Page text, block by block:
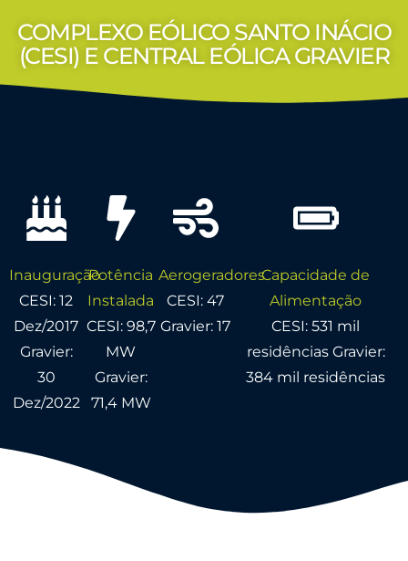
COMPLEXO EÓLICO SANTO INÁCIO
(CESI) E CENTRAL EÓLICA GRAVIER
Inauguração
CESI: 12
Dez/2017
Gravier:
30
Dez/2022
Potência
Instalada
CESI: 98,7
MW
Gravier:
71,4 MW
Aerogeradores
CESI: 47
Gravier: 17
Capacidade de
Alimentação
CESI: 531 mil
residências Gravier:
384 mil residências